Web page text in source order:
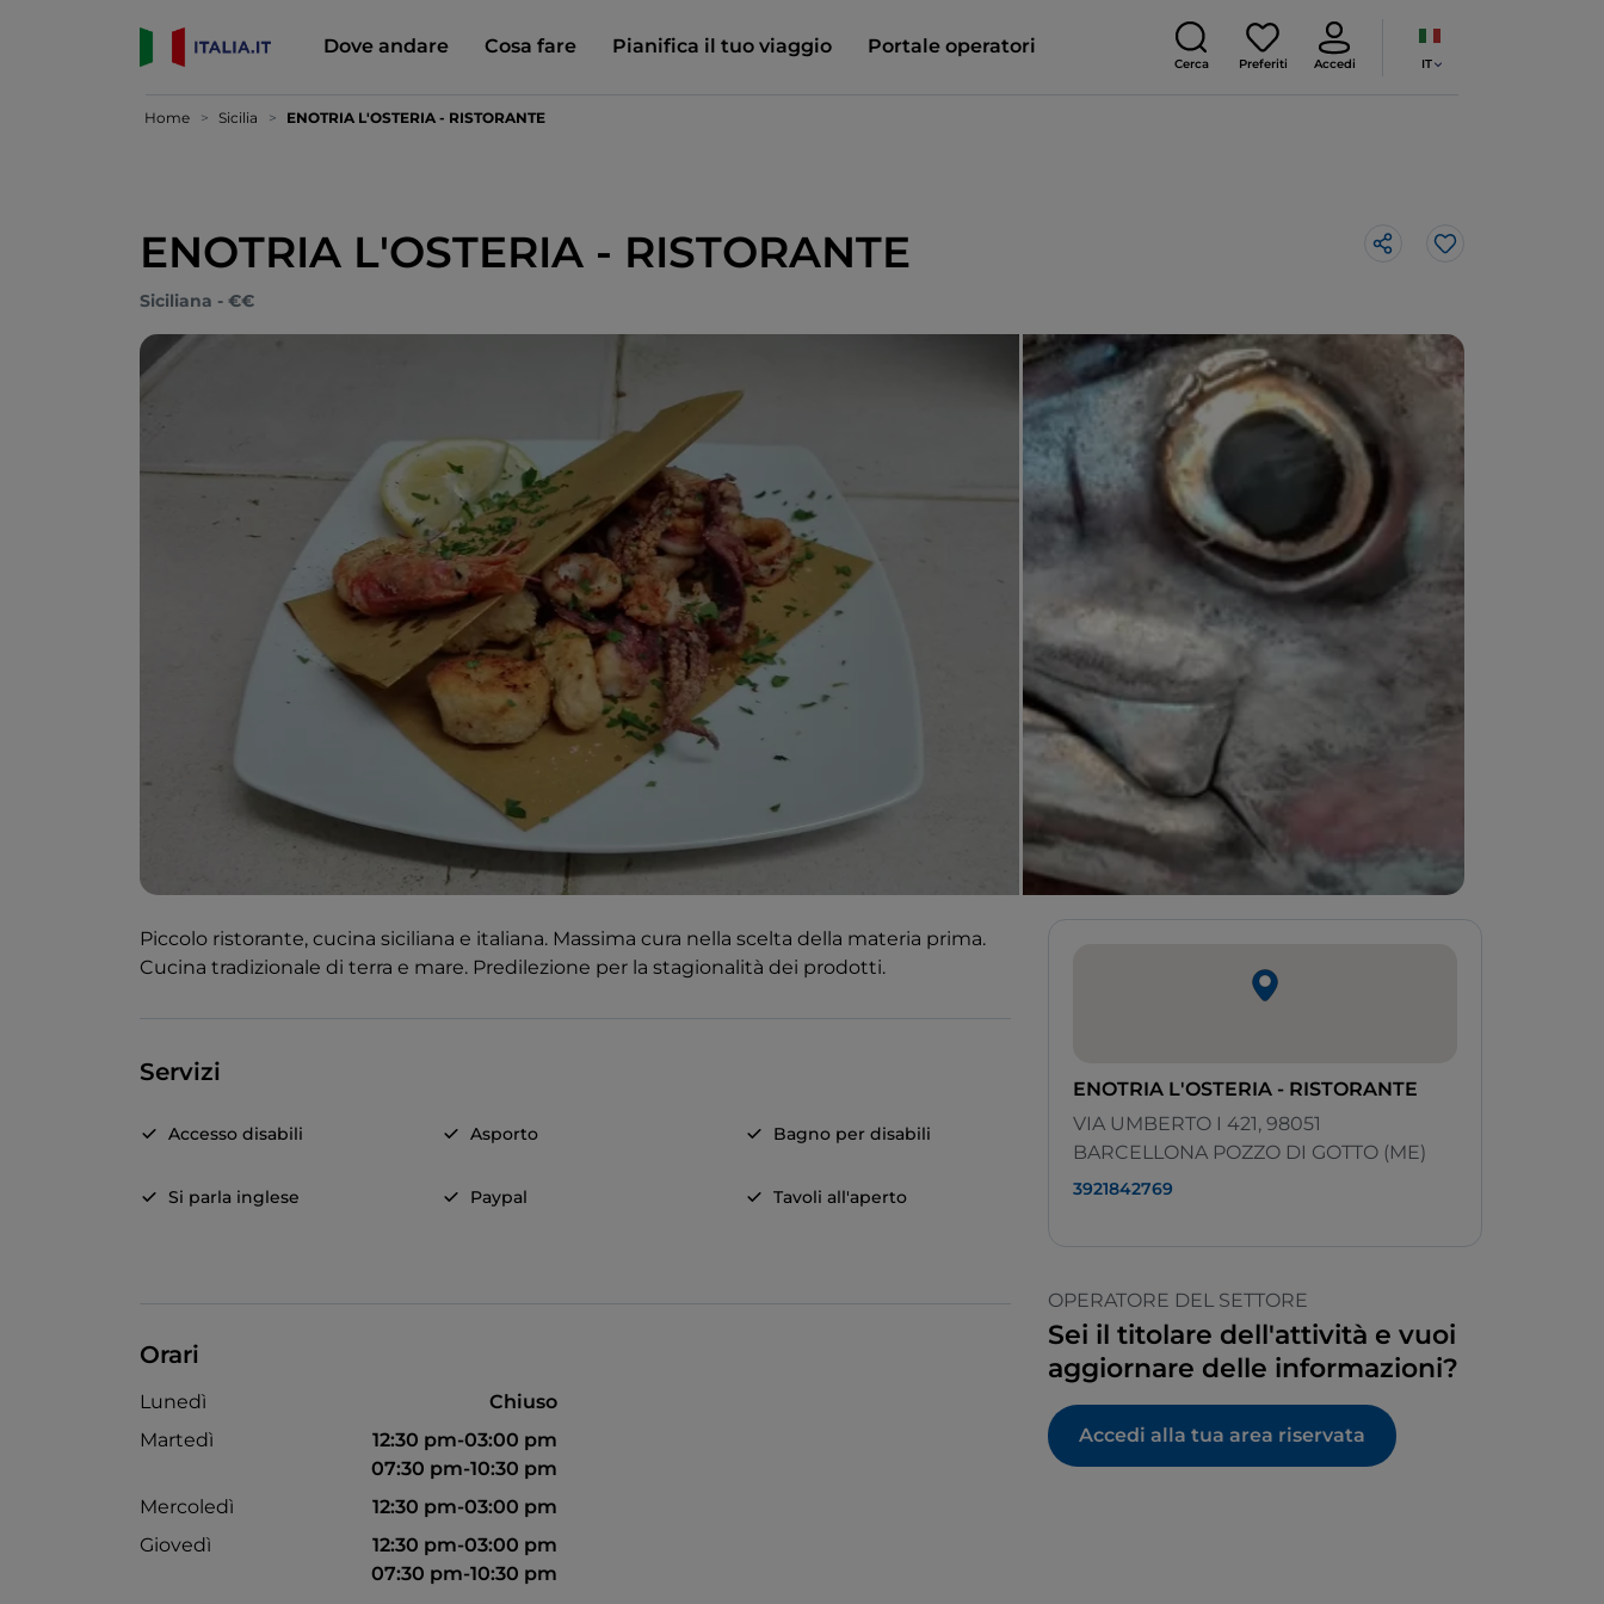
Dove andare Cosa fare Pianifica il tuo viaggio Portale operatori
Cerca Preferiti Accedi IT
Home Sicilia ENOTRIA L'OSTERIA - RISTORANTE
ENOTRIA L'OSTERIA - RISTORANTE Like
Siciliana - €€
Piccolo ristorante, cucina siciliana e italiana. Massima cura nella scelta della materia prima.
Cucina tradizionale di terra e mare. Predilezione per la stagionalità dei prodotti.
Servizi
Accesso disabili Asporto Bagno per disabili
Si parla inglese Paypal Tavoli all'aperto
Orari
Lunedì
Chiuso
Martedì
12:30 pm-03:00 pm
07:30 pm-10:30 pm
Mercoledì
12:30 pm-03:00 pm
Giovedì
12:30 pm-03:00 pm
07:30 pm-10:30 pm
ENOTRIA L'OSTERIA - RISTORANTE
VIA UMBERTO I 421, 98051
BARCELLONA POZZO DI GOTTO (ME)
3921842769
OPERATORE DEL SETTORE
Sei il titolare dell'attività e vuoi
aggiornare delle informazioni?
Accedi alla tua area riservata